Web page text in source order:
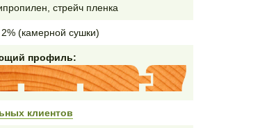
стрейч пленка
(камерной сушки)
профиль:
клиентов